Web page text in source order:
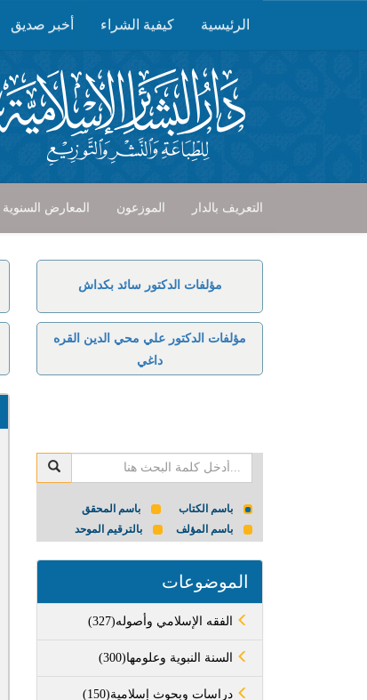
الرئيسية كيفية الشراء أخبر صديق
التعريف بالدار الموزعون المعارض السنوية
مؤلفات الدكتور سائد بكداش
مؤلفات الدكتور علي محي الدين القره
داغي
باسم الكتاب
باسم المحقق
باسم المؤلف
بالترقيم الموحد
الموضوعات